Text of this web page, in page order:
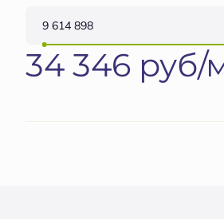
34 346 руб/